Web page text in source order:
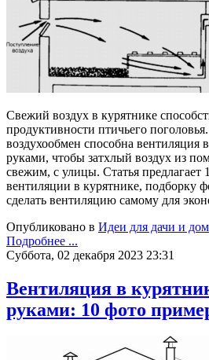
Свежий воздух в курятнике
продуктивности птичьего
воздухообмен способна вентиляция
руками, чтобы затхлый воздух из
свежим, с улицы. Статья предлагает
вентиляции в курятнике, подборку
сделать вентиляцию самому для
Опубликовано в Идеи для дачи и
Подробнее ...
Суббота, 02 декабря 2023 23:31
Вентиляция в
руками: 10 фото